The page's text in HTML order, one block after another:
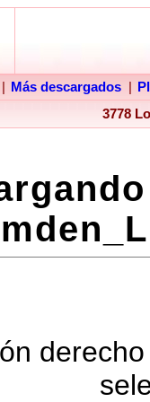
Más descargados
3778